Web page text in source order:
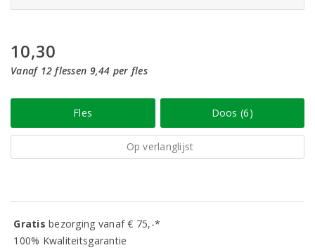
10,30
Vanaf 12 flessen 9,44 per fles
Fles Doos (6)
Op verlanglijst
Gratisbezorging vanaf € 75,-*
100% Kwaliteitsgarantie